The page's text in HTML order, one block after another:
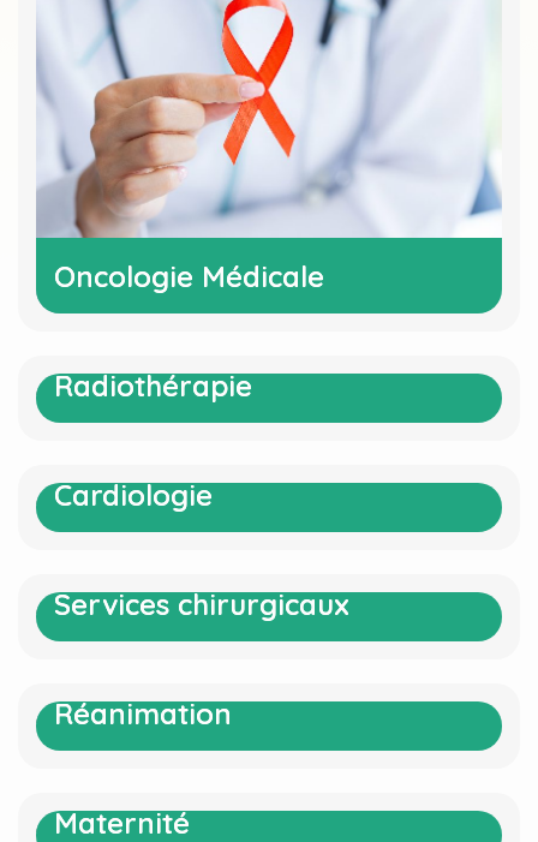
Oncologie Médicale
Oncologie Médicale
Radiothérapie
Radiothérapie
Cardiologie
Cardiologie
Services chirurgicaux
Services chirurgicaux
Réanimation
Réanimation
Maternité
Maternité